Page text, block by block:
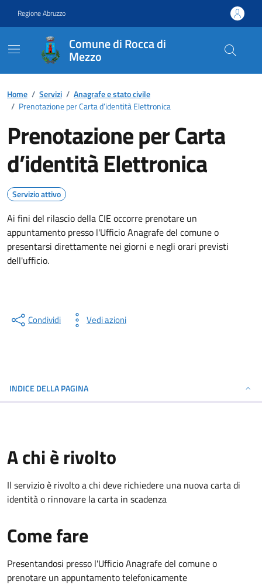
Regione Abruzzo
Comune di Rocca di
Mezzo
Contenuti in evidenza
Home / Servizi / Anagrafe e stato civile
/ Prenotazione per Carta d’identità Elettronica
Prenotazione per Carta
d’identità Elettronica
Servizio attivo
Ai fini del rilascio della CIE occorre prenotare un
appuntamento presso l'Ufficio Anagrafe del comune o
presentarsi direttamente nei giorni e negli orari previsti
dell'ufficio.
Condividi Vedi azioni
INDICE DELLA PAGINA
A chi è rivolto
Il servizio è rivolto a chi deve richiedere una nuova carta di
identità o rinnovare la carta in scadenza
Come fare
Presentandosi presso l'Ufficio Anagrafe del comune o
prenotare un appuntamento telefonicamente